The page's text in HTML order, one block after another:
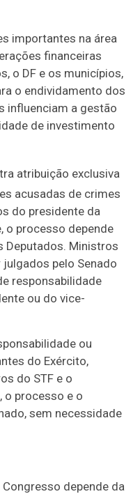
importantes na área
financeiras
o DF e os municípios,
o endividamento dos
influenciam a gestão
de investimento
atribuição exclusiva
acusadas de crimes
do presidente da
o processo depende
Deputados. Ministros
pelo Senado
responsabilidade
ou do vice-
ou
do Exército,
do STF e o
o processo e o
sem necessidade
depende da